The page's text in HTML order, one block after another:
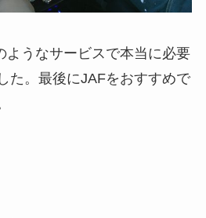
ようなサービスで本当に必要
た。最後にJAFをおすすめで